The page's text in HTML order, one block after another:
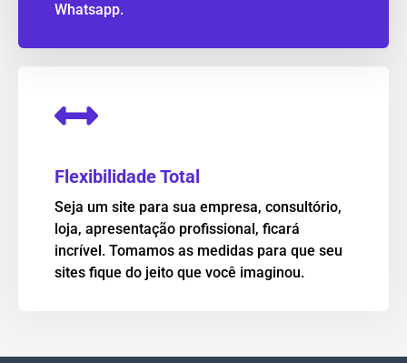
Whatsapp.
Flexibilidade Total
Seja um site para sua empresa, consultório,
loja, apresentação profissional, ficará
incrível. Tomamos as medidas para que seu
sites fique do jeito que você imaginou.